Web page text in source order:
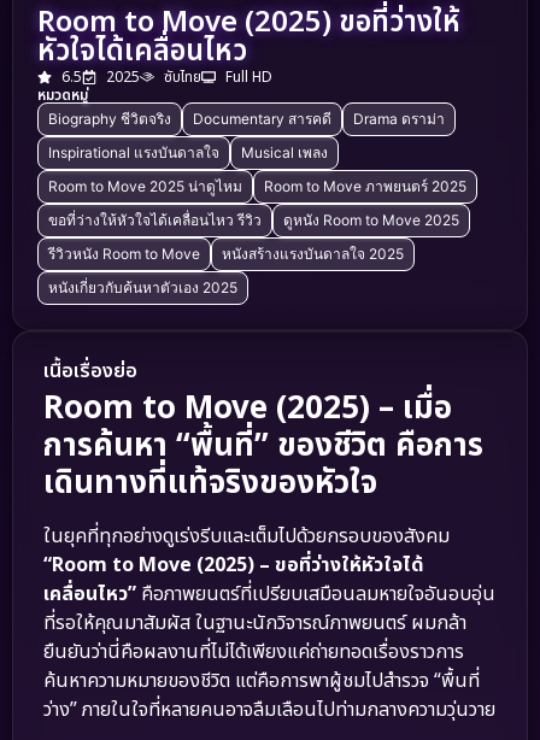
Room to Move (2025) ขอที่ว่างให้
หัวใจได้เคลื่อนไหว
6.5 2025 ซับไทย
Full HD
หมวดหมู่
Biography ชีวิตจริง Documentary สารคดี
Drama ดราม่า
Inspirational แรงบันดาลใจ
Musical เพลง
Room to Move 2025 น่าดูไหม
Room to Move ภาพยนตร์ 2025
ขอที่ว่างให้หัวใจได้เคลื่อนไหว รีวิว
ดูหนัง Room to Move 2025
รีวิวหนัง Room to Move
หนังสร้างแรงบันดาลใจ 2025
หนังเกี่ยวกับค้นหาตัวเอง 2025
เนื้อเรื่องย่อ
Room to Move (2025) – เมื่อ
การค้นหา “พื้นที่” ของชีวิต คือการ
เดินทางที่แท้จริงของหัวใจ
ในยุคที่ทุกอย่างดูเร่งรีบและเต็มไปด้วยกรอบของสังคม
“Room to Move (2025) – ขอที่ว่างให้หัวใจได้
เคลื่อนไหว” คือภาพยนตร์ที่เปรียบเสมือนลมหายใจอันอบอุ่น
ที่รอให้คุณมาสัมผัส ในฐานะนักวิจารณ์ภาพยนตร์ ผมกล้า
ยืนยันว่านี่คือผลงานที่ไม่ได้เพียงแค่ถ่ายทอดเรื่องราวการ
ค้นหาความหมายของชีวิต แต่คือการพาผู้ชมไปสำรวจ “พื้นที่
ว่าง” ภายในใจที่หลายคนอาจลืมเลือนไปท่ามกลางความวุ่นวาย